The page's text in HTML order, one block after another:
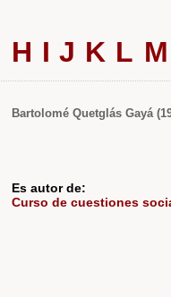
H I J K L M
Bartolomé Quetglás Gayá
Es autor de:
Curso de cuestiones